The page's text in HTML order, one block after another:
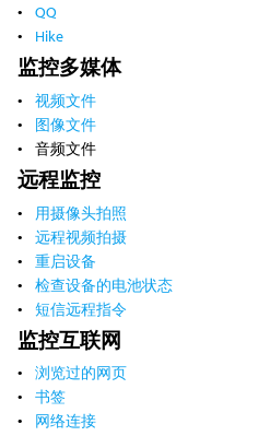
QQ
Hike
监控多媒体
视频文件
图像文件
音频文件
远程监控
用摄像头拍照
远程视频拍摄
重启设备
检查设备的电池状态
短信远程指令
监控互联网
浏览过的网页
书签
网络连接